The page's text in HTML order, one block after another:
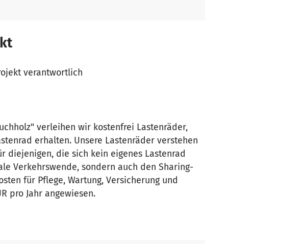
verantwortlich
verleihen wir kostenfrei Lastenräder,
erhalten. Unsere Lastenräder verstehen
diejenigen, die sich kein eigenes Lastenrad
Verkehrswende, sondern auch den Sharing-
für Pflege, Wartung, Versicherung und
pro Jahr angewiesen.